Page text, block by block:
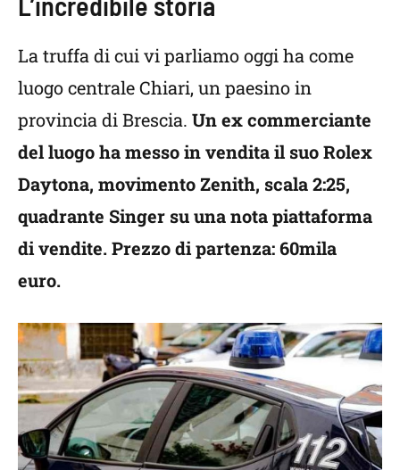
La truffa di cui vi parliamo oggi ha come
luogo centrale Chiari, un paesino in
provincia di Brescia. Un ex commerciante
del luogo ha messo in vendita il suo Rolex
Daytona, movimento Zenith, scala 2:25,
quadrante Singer su una nota piattaforma
di vendite. Prezzo di partenza: 60mila
euro.